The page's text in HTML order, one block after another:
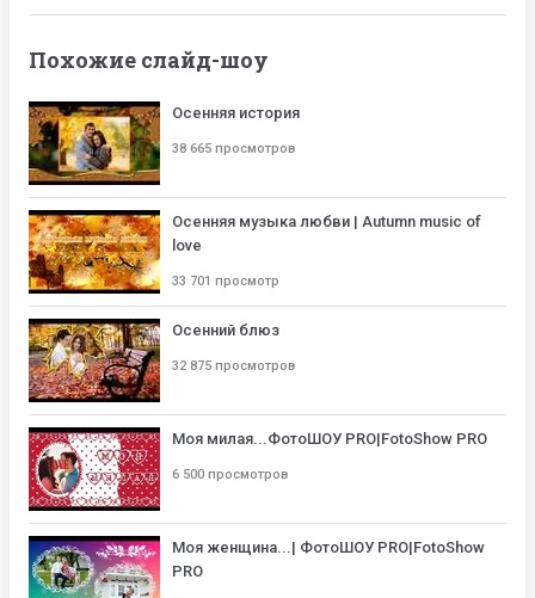
Похожие слайд-шоу
Осенняя история
38 665 просмотров
Осенняя музыка любви | Autumn music of
love
33 701 просмотр
Осенний блюз
32 875 просмотров
Моя милая...ФотоШОУ PRO|FotoShow PRO
6 500 просмотров
Моя женщина...| ФотоШОУ PRO|FotoShow
PRO